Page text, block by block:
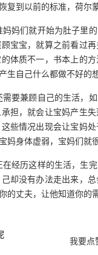
到以前的标准，荷尔
妈们就开始为肚子里
宝宝，就算之前看过
体质不一，书本上的
生自己什么都做不好的
要兼顾自己的生活，
担，就会让宝妈产生
些情况出现会让宝妈
身体虚弱，宝妈们就
经历这样的生活，生
却没有办法走出来，
丈夫，让他知道你的
我要点